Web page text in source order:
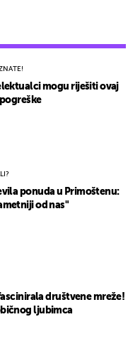
mogu riješiti ovaj
ponuda u Primoštenu:
od nas"
društvene mreže!
ljubimca